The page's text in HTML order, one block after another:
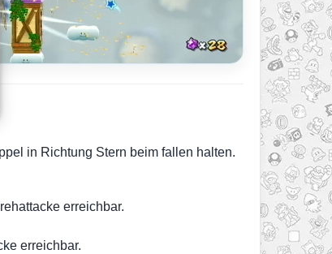
in Richtung Stern beim fallen halten.
erreichbar.
erreichbar.